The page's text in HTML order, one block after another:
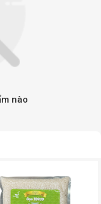
nào